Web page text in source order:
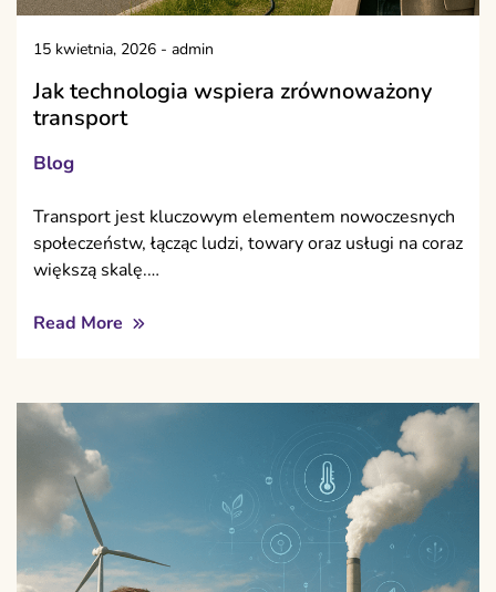
15 kwietnia, 2026 - admin
Jak technologia wspiera zrównoważony
transport
Blog
Transport jest kluczowym elementem nowoczesnych
społeczeństw, łącząc ludzi, towary oraz usługi na coraz
większą skalę.…
Read More